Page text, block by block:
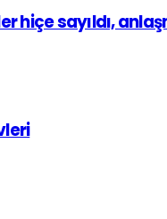
hiçe sayıldı,